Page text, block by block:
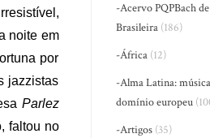
noite em
por
jazzistas
Parlez
faltou no
-Acervo PQPBach
Brasileira (186)
-África (12)
-Alma Latina:
domínio europeu
-Artigos (35)